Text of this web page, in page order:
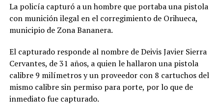
La policía capturó a un hombre que portaba una pistola
con munición ilegal en el corregimiento de Orihueca,
municipio de Zona Bananera.
El capturado responde al nombre de Deivis Javier Sierra
Cervantes, de 31 años, a quien le hallaron una pistola
calibre 9 milímetros y un proveedor con 8 cartuchos del
mismo calibre sin permiso para porte, por lo que de
inmediato fue capturado.